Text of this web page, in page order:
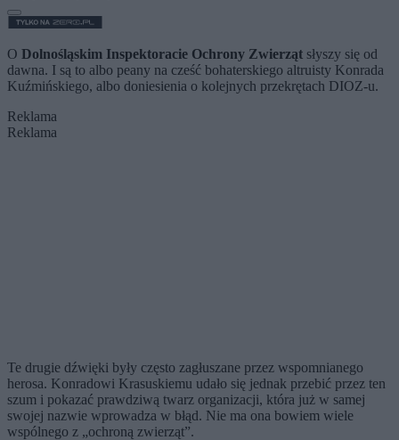
O Dolnośląskim Inspektoracie Ochrony Zwierząt słyszy się od
dawna. I są to albo peany na cześć bohaterskiego altruisty Konrada
Kuźmińskiego, albo doniesienia o kolejnych przekrętach DIOZ-u.
Reklama
Reklama
Te drugie dźwięki były często zagłuszane przez wspomnianego
herosa. Konradowi Krasuskiemu udało się jednak przebić przez ten
szum i pokazać prawdziwą twarz organizacji, która już w samej
swojej nazwie wprowadza w błąd. Nie ma ona bowiem wiele
wspólnego z „ochroną zwierząt”.